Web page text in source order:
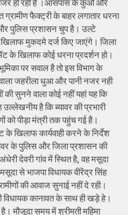
हो रही है ।आसपास के कुओं और
ग्रामीण फैक्ट्री के बाहर लगातार धरना
पुलिस प्रशासन चुप है। उल्टे
खिलाफ मुकदमे दर्ज किए जाएंगे। जिला
के खिलाफ कोई धरना प्रदर्शन हो।
पर सवाल है तो इस विभाग के
जहरीला धुआ और पानी नजर नही
की सुनने वाला कोई नहीं यहां यह कि
उल्लेखनीय है कि ब्यावर की प्रभारी
को पीड़ा मंत्री तक पहुंच गई है।
के खिलाफ कार्यवाही करने के निर्देश
के पुलिस और जिला प्रशासन की
देवरी गांव में स्थित है, वह मसूदा
से भाजपा विधायक वीरेंद्र सिंह
की आवाज सुनाई नहीं दे रही।
विधायक कानावत के साथ ही खड़े हे।
मौजूदा समय में श्रीमती महिमा